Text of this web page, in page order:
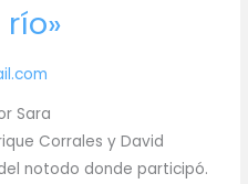
Sara
Corrales y David
notodo donde participó.